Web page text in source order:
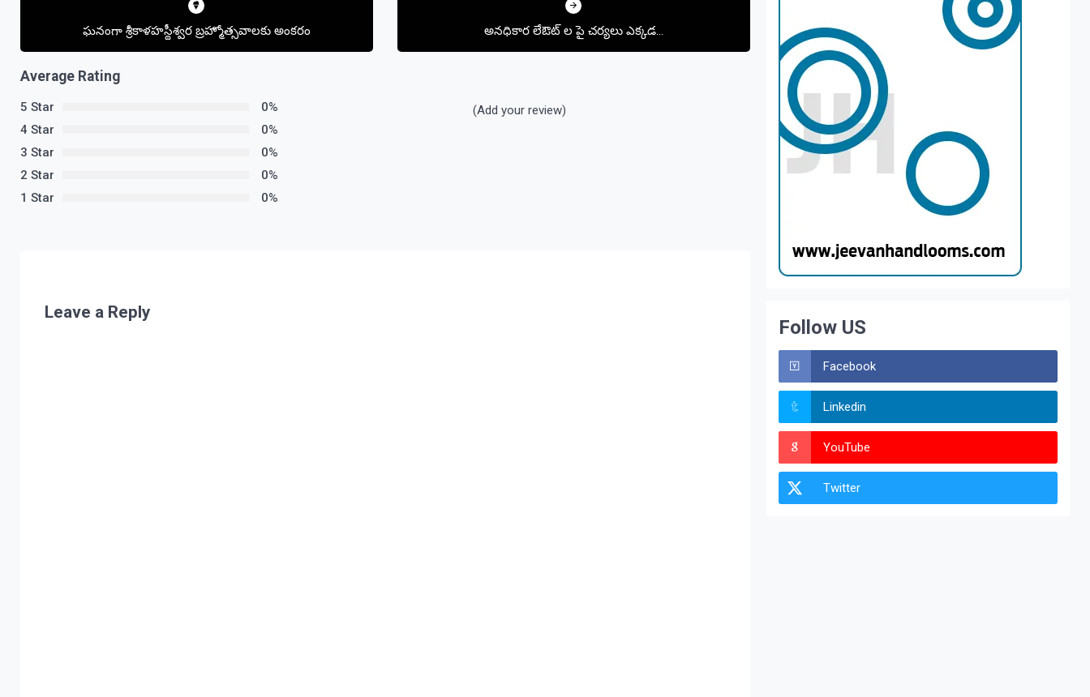
ఘనంగా శ్రీకాళహస్థీశ్వర బ్రహ్మోత్సవాలకు అంకరం అనధికార లేఔట్ ల పై చర్యలు ఎక్కడ…
Average Rating
5 Star
0%
4 Star
0%
3 Star
0%
2 Star
0%
1 Star
0%
(Add your review)
Leave a Reply
Follow US
Facebook
Linkedin
YouTube
Twitter